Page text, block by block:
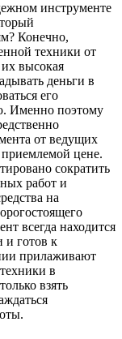
инструменте
Конечно,
техники от
высокая
деньги в
его
Именно поэтому
от ведущих
цене.
сократить
работ и
на
всегда находится
и готов к
прилаживают
в
взять